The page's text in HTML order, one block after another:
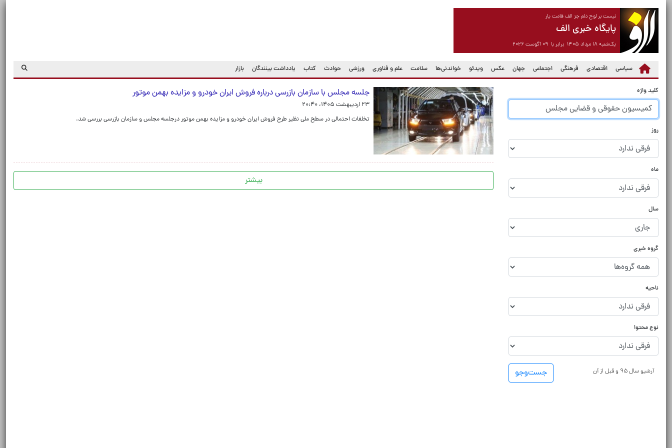
نیست بر لوح دلم جز الف قامت یار
پایگاه خبری الف
یک‌شنبه ۱۸ مرداد ۱۴۰۵ برابر با ۰۹ آگوست ۲۰۲۶
سیاسی اقتصادی فرهنگی اجتماعی جهان عکس ویدئو خواندنی‌ها سلامت علم و فناوری ورزشی حوادث کتاب یادداشت بینندگان بازار
کلید واژه
روز
ماه
سال
گروه خبری
ناحیه
نوع محتوا
جست‌و‌جو آرشیو سال ۹۵ و قبل از آن
جلسه مجلس با سازمان بازرسی درباره فروش ایران خودرو و مزایده بهمن موتور
۲۳ اردیبهشت ۱۴۰۵، ۲۰:۴۰
تخلفات احتمالی در سطح ملی نظیر طرح فروش ایران خودرو و مزایده بهمن موتور درجلسه مجلس و سازمان بازرسی بررسی شد.
بیشتر